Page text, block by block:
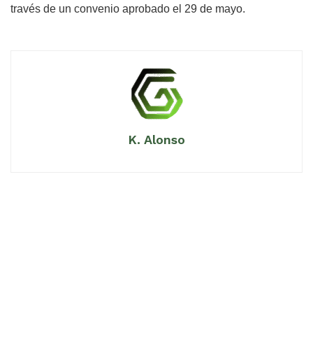
través de un convenio aprobado el 29 de mayo.
K. Alonso